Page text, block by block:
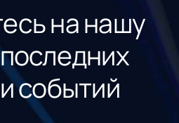
на нашу
событий